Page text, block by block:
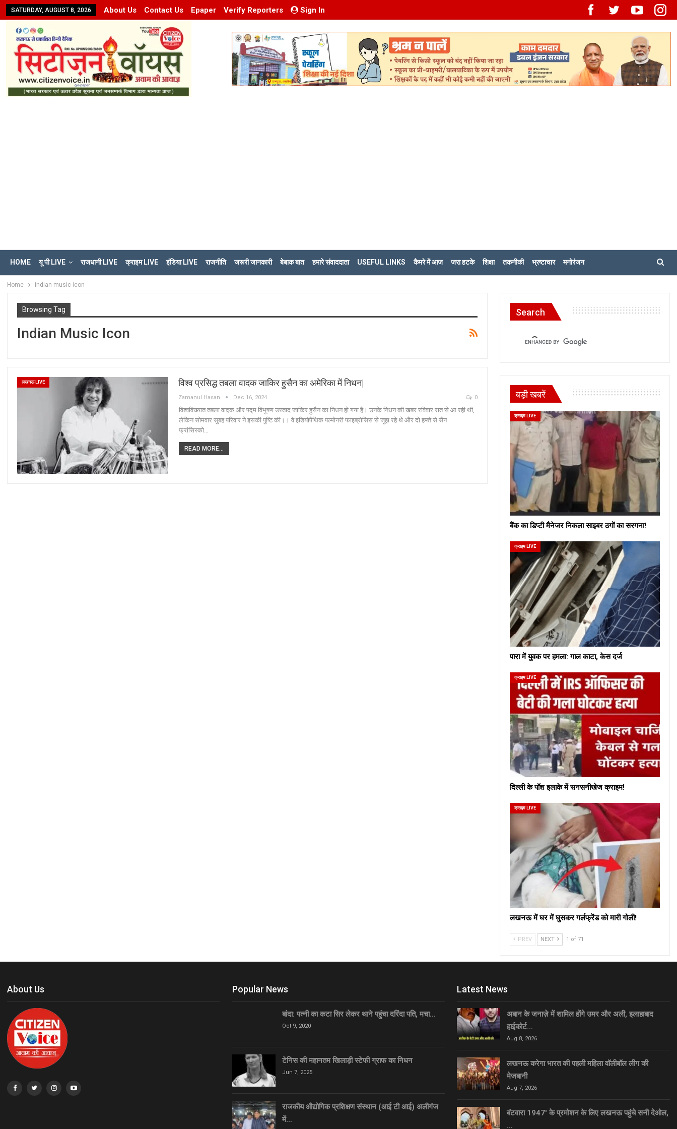
SATURDAY, AUGUST 8, 2026 About Us Contact Us Epaper Verify Reporters Sign In
HOME यू पी LIVE राजधानी LIVE क्राइम LIVE इंडिया LIVE राजनीति जरूरी जानकारी बेबाक बात हमारे संवाददाता USEFUL LINKS कैमरे में आज जरा हटके शिक्षा तकनीकी भ्रष्टाचार मनोरंजन
Home indian music icon
Browsing Tag
Indian Music Icon
लखनऊ LIVE विश्व प्रसिद्ध तबला वादक जाकिर हुसैन का अमेरिका में निधन|
Zamanul Hasan Dec 16, 2024 0
विश्वविख्यात तबला वादक और पद्म विभूषण उस्ताद जाकिर हुसैन का निधन हो गया है। उनके निधन की खबर रविवार रात से आ रही थी,
लेकिन सोमवार सुबह परिवार ने इसकी पुष्टि की।। वे इडियोपैथिक पल्मोनरी फाइब्रोसिस से जूझ रहे थे और दो हफ्ते से सैन
फ्रांसिस्को…
READ MORE...
Search
बड़ी खबरें
क्राइम LIVE
बैंक का डिप्टी मैनेजर निकला साइबर ठगों का सरगना!
क्राइम LIVE
पारा में युवक पर हमला: गाल काटा, केस दर्ज
क्राइम LIVE
दिल्ली के पॉश इलाके में सनसनीखेज क्राइम!
क्राइम LIVE
लखनऊ में घर में घुसकर गर्लफ्रेंड को मारी गोली!
PREV NEXT 1 of 71
About Us Popular News
बांदा: पत्नी का कटा सिर लेकर थाने पहुंचा दरिंदा पति, मचा…
Oct 9, 2020
टेनिस की महानतम खिलाड़ी स्टेफी ग्राफ का निधन
Jun 7, 2025
राजकीय औद्योगिक प्रशिक्षण संस्थान (आई टी आई) अलीगंज
में…
Latest News
अबान के जनाज़े में शामिल होंगे उमर और अली, इलाहाबाद
हाईकोर्ट…
Aug 8, 2026
लखनऊ करेगा भारत की पहली महिला वॉलीबॉल लीग की
मेजबानी
Aug 7, 2026
बंटवारा 1947′ के प्रमोशन के लिए लखनऊ पहुंचे सनी देओल,
…